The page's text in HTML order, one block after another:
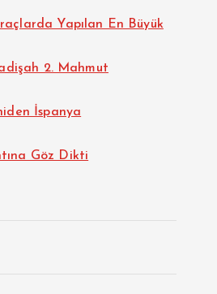
Yapılan En Büyük
2. Mahmut
İspanya
Göz Dikti